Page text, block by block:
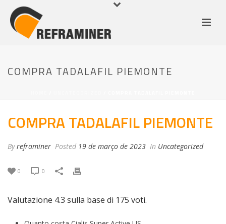
COMPRA TADALAFIL PIEMONTE
COMPRA TADALAFIL PIEMONTE
Byreframiner Posted 19 de março de 2023 In Uncategorized
0 0
Valutazione 4.3 sulla base di 175 voti.